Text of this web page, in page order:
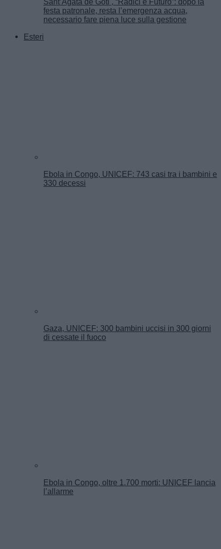
Sant’Agata dé Goti , “Radici e Futuro”: dopo la
festa patronale, resta l’emergenza acqua,
necessario fare piena luce sulla gestione
Esteri
Ebola in Congo, UNICEF: 743 casi tra i bambini e
330 decessi
Gaza, UNICEF: 300 bambini uccisi in 300 giorni
di cessate il fuoco
Ebola in Congo, oltre 1.700 morti: UNICEF lancia
l’allarme